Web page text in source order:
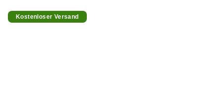
Kostenloser Versand